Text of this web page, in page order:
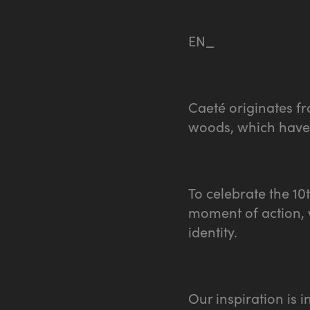
EN_
Caeté originates
woods, which
To celebrate the
moment of action,
identity.
Our inspiration is